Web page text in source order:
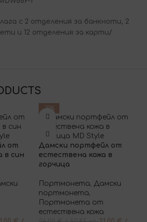
с 2 отделения за банкноти, 2
и 12 отделения за карти/
от
в син
-19%
Дамски портфейл от
естествена кожа в
горчица
Портмонета, Дамски
портмонета,
Портмонета от
естествена кожа